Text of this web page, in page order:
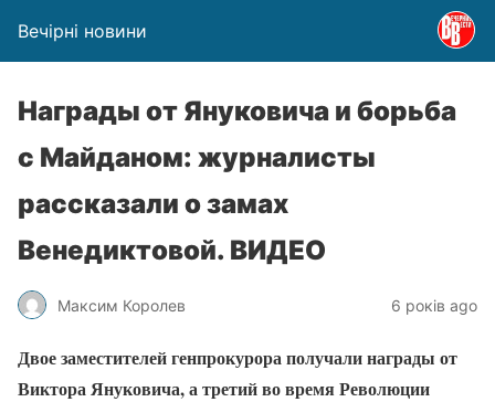
Вечірні новини
Награды от Януковича и борьба
с Майданом: журналисты
рассказали о замах
Венедиктовой. ВИДЕО
Максим Королев 6 років ago
Двое заместителей генпрокурора получали награды от
Виктора Януковича, а третий во время Революции